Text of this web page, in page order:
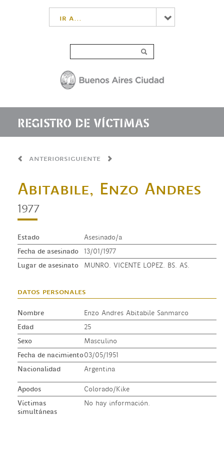
ir a...
REGISTRO DE VÍCTIMAS
anteriorsiguiente
Abitabile, Enzo Andres
1977
Estado
Asesinado/a
Fecha de asesinado
13/01/1977
Lugar de asesinato
MUNRO. VICENTE LOPEZ. BS. AS.
datos personales
Nombre
Enzo Andres Abitabile Sanmarco
Edad
25
Sexo
Masculino
Fecha de nacimiento03/05/1951
Nacionalidad
Argentina
Apodos
Colorado/Kike
Víctimas
simultáneas
No hay información.